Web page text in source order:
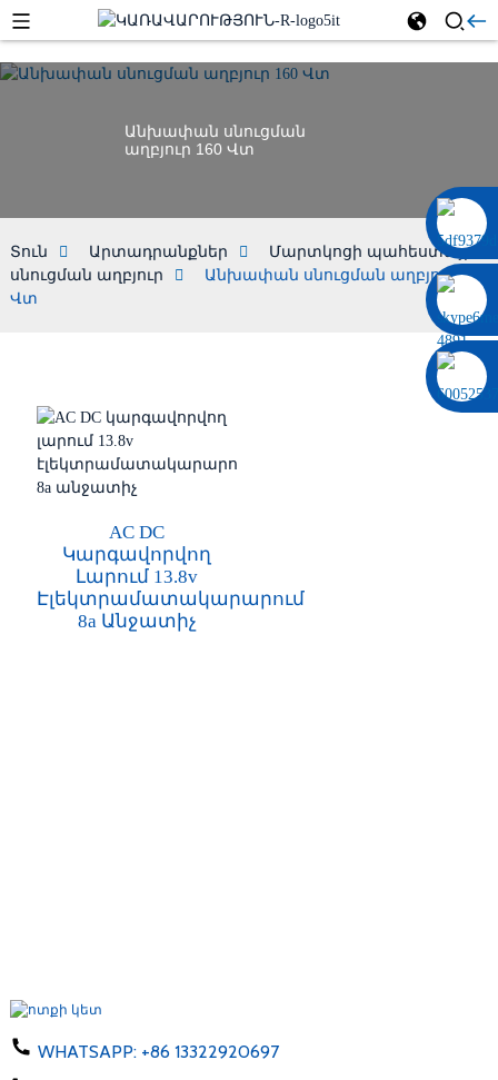
0086 13322920697
Անխափան սնուցման
աղբյուր 160 Վտ
Տուն Արտադրանքներ
Մարտկոցի պահեստային
սնուցման աղբյուր
Անխափան սնուցման աղբյուր 160
Վտ
AC DC
Կարգավորվող
Լարում 13.8v
Էլեկտրամատակարարում
8a Անջատիչ
WHATSAPP: +86 13322920697